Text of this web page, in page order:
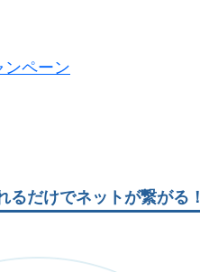
ンペーン
るだけでネットが繋がる！